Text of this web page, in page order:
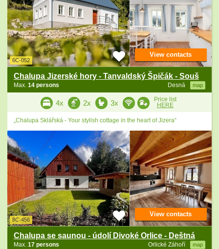
6C-052
Chalupa Jizerské hory - Tanvaldský Špičák - Souš
Desná map
Max. 14 persons
View contacts
4x 2x 3x
Price list
HERE
„Chalupa Sklářská - Your stylish cottage in the heart of Jizera“
8C-456
Chalupa se saunou - údolí Divoké Orlice - Deštná
Orlické Záhoří map
Max. 17 persons
View contacts